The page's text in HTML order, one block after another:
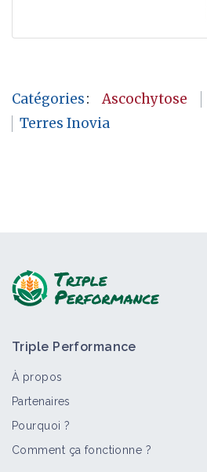
Catégories: Ascochytose
Terres Inovia
Triple Performance
À propos
Partenaires
Pourquoi ?
Comment ça fonctionne ?